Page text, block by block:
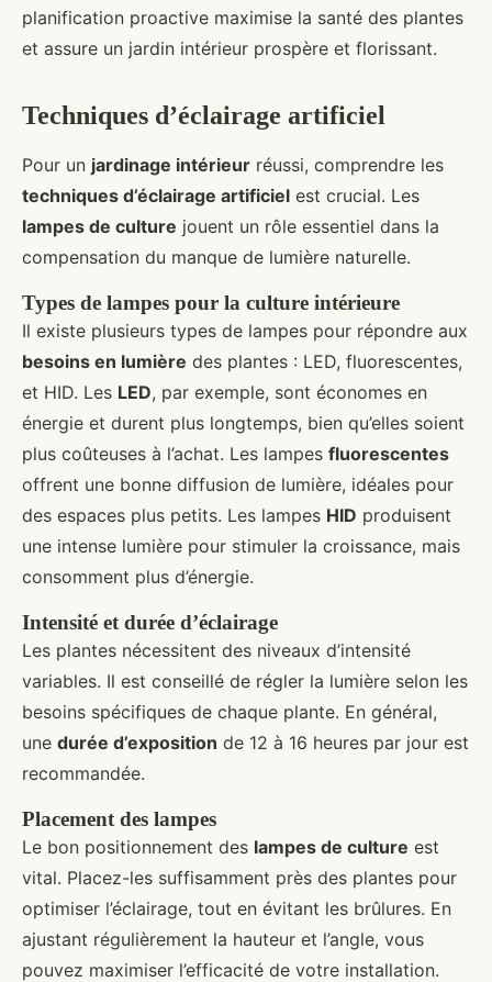
planification proactive maximise la santé des plantes
et assure un jardin intérieur prospère et florissant.
Techniques d’éclairage artificiel
Pour un jardinage intérieur réussi, comprendre les
techniques d’éclairage artificiel est crucial. Les
lampes de culture jouent un rôle essentiel dans la
compensation du manque de lumière naturelle.
Types de lampes pour la culture intérieure
Il existe plusieurs types de lampes pour répondre aux
besoins en lumière des plantes : LED, fluorescentes,
et HID. Les LED, par exemple, sont économes en
énergie et durent plus longtemps, bien qu’elles soient
plus coûteuses à l’achat. Les lampes fluorescentes
offrent une bonne diffusion de lumière, idéales pour
des espaces plus petits. Les lampes HID produisent
une intense lumière pour stimuler la croissance, mais
consomment plus d’énergie.
Intensité et durée d’éclairage
Les plantes nécessitent des niveaux d’intensité
variables. Il est conseillé de régler la lumière selon les
besoins spécifiques de chaque plante. En général,
une durée d’exposition de 12 à 16 heures par jour est
recommandée.
Placement des lampes
Le bon positionnement des lampes de culture est
vital. Placez-les suffisamment près des plantes pour
optimiser l’éclairage, tout en évitant les brûlures. En
ajustant régulièrement la hauteur et l’angle, vous
pouvez maximiser l’efficacité de votre installation.